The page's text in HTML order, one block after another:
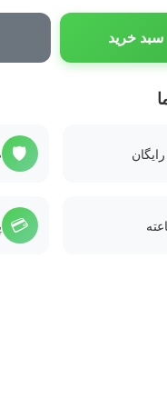
سبد خرید
🛡️
💳